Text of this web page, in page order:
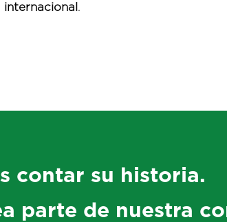
internacional .
contar su historia.
parte de nuestra